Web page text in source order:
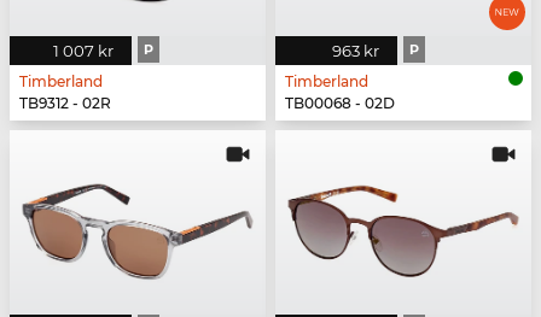
1 007 kr P
Timberland
TB9312 - 02R
963 kr P
Timberland
TB00068 - 02D